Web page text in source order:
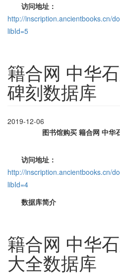
访问地址：
http://inscription.ancientbooks.cn/
libId=5
籍合网 中华
碑刻数据库
2019-12-06
图书馆购买 籍合网 中华
访问地址：
http://inscription.ancientbooks.cn/
libId=4
数据库简介
籍合网 中华
大全数据库